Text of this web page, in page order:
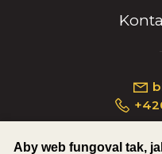
Aby web fungoval tak,